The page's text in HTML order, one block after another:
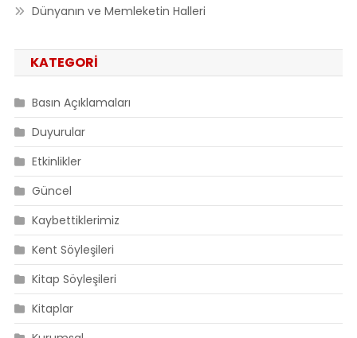
Dünyanın ve Memleketin Halleri
KATEGORI
Basın Açıklamaları
Duyurular
Etkinlikler
Güncel
Kaybettiklerimiz
Kent Söyleşileri
Kitap Söyleşileri
Kitaplar